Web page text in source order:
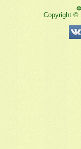
Copyright ©